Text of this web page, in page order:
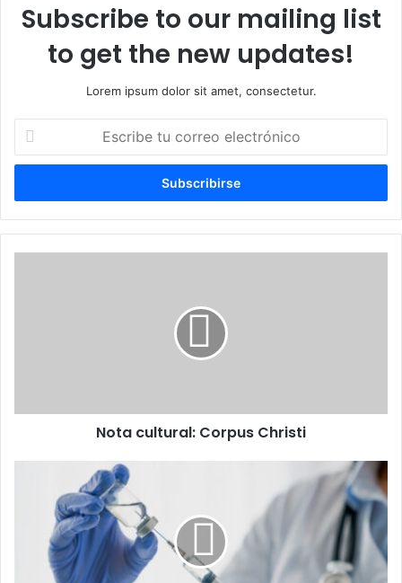
Subscribe to our mailing list
to get the new updates!
Lorem ipsum dolor sit amet, consectetur.
correo
Nota cultural: Corpus Christi
dengue